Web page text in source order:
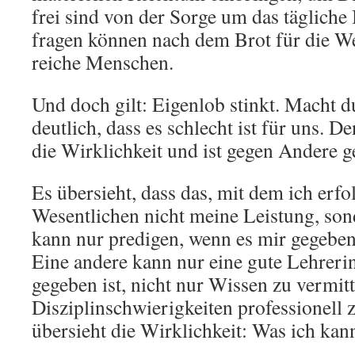
frei sind von der Sorge um das
fragen können nach dem Brot für die
reiche Menschen.
Und doch gilt: Eigenlob stinkt. Macht
deutlich, dass es schlecht ist für uns.
die Wirklichkeit und ist gegen Andere
Es übersieht, dass das, mit dem ich
Wesentlichen nicht meine Leistung,
kann nur predigen, wenn es mir
Eine andere kann nur eine gute
gegeben ist, nicht nur Wissen zu
Disziplinschwierigkeiten professionell
übersieht die Wirklichkeit: Was ich